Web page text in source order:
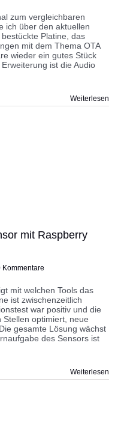
zum vergleichbaren
ich über den aktuellen
Platine, das
mit dem Thema OTA
wieder ein gutes Stück
ist die Audio
Weiterlesen
mit Raspberry
Kommentare
mit welchen Tools das
ist zwischenzeitlich
war positiv und die
optimiert, neue
gesamte Lösung wächst
des Sensors ist
Weiterlesen